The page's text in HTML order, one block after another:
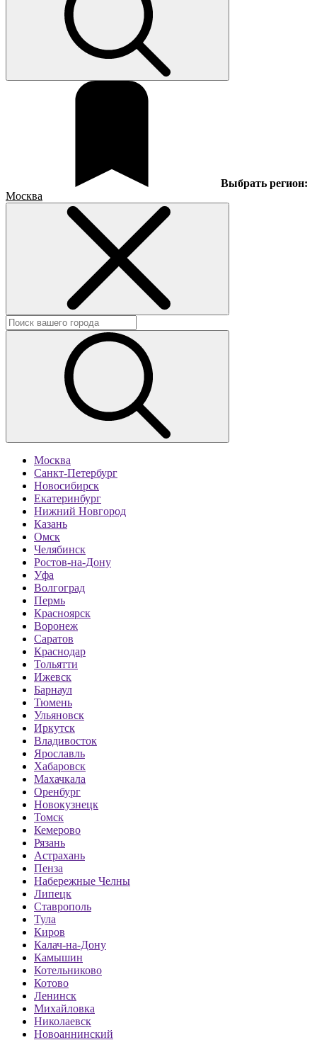
Выбрать регион:
Москва
Москва
Санкт-Петербург
Новосибирск
Екатеринбург
Нижний Новгород
Казань
Омск
Челябинск
Ростов-на-Дону
Уфа
Волгоград
Пермь
Красноярск
Воронеж
Саратов
Краснодар
Тольятти
Ижевск
Барнаул
Тюмень
Ульяновск
Иркутск
Владивосток
Ярославль
Хабаровск
Махачкала
Оренбург
Новокузнецк
Томск
Кемерово
Рязань
Астрахань
Пенза
Набережные Челны
Липецк
Ставрополь
Тула
Киров
Калач-на-Дону
Камышин
Котельниково
Котово
Ленинск
Михайловка
Николаевск
Новоаннинский